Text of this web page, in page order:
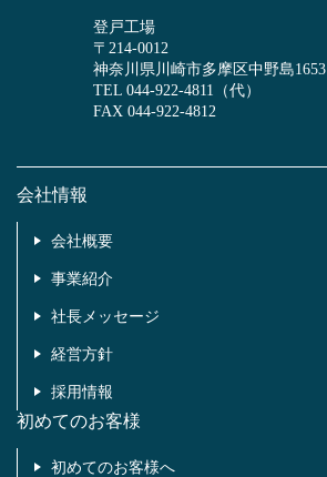
登戸工場
〒214-0012
神奈川県川崎市多摩区中野島1653
TEL 044-922-4811（代）
FAX 044-922-4812
会社情報
会社概要
事業紹介
社長メッセージ
経営方針
採用情報
初めてのお客様
初めてのお客様へ